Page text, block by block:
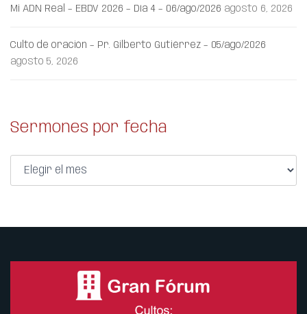
Mi ADN Real – EBDV 2026 – Día 4 – 06/ago/2026 agosto 6, 2026
Culto de oración – Pr. Gilberto Gutiérrez – 05/ago/2026
agosto 5, 2026
Sermones por fecha